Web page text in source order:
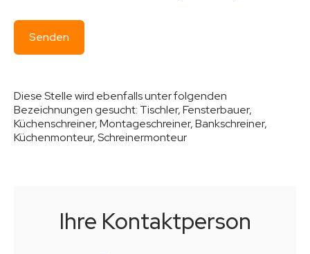
Diese Stelle wird ebenfalls unter folgenden
Bezeichnungen gesucht: Tischler, Fensterbauer,
Küchenschreiner, Montageschreiner, Bankschreiner,
Küchenmonteur, Schreinermonteur
Ihre Kontaktperson